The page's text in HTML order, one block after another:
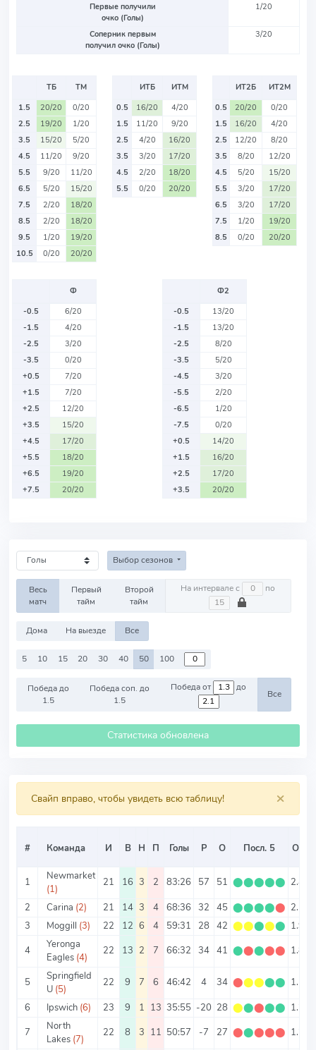
Первые получили
очко (Голы)
1/20
Соперник первым
получил очко (Голы)
3/20
ТБ
ТМ
1.5
20/20
0/20
2.5
19/20
1/20
3.5
15/20
5/20
4.5
11/20
9/20
5.5
9/20
11/20
6.5
5/20
15/20
7.5
2/20
18/20
8.5
2/20
18/20
9.5
1/20
19/20
10.5
0/20 20/20
ИТБ
ИТМ
0.5
16/20
4/20
1.5
11/20
9/20
2.5
4/20
16/20
3.5
3/20
17/20
4.5
2/20
18/20
5.5
0/20 20/20
ИТ2Б
ИТ2М
0.5
20/20
0/20
1.5
16/20
4/20
2.5
12/20
8/20
3.5
8/20
12/20
4.5
5/20
15/20
5.5
3/20
17/20
6.5
3/20
17/20
7.5
1/20
19/20
8.5
0/20 20/20
Ф
-0.5
6/20
-1.5
4/20
-2.5
3/20
-3.5
0/20
+0.5
7/20
+1.5
7/20
+2.5
12/20
+3.5
15/20
+4.5
17/20
+5.5
18/20
+6.5
19/20
+7.5
20/20
Ф2
-0.5
13/20
-1.5
13/20
-2.5
8/20
-3.5
5/20
-4.5
3/20
-5.5
2/20
-6.5
1/20
-7.5
0/20
+0.5
14/20
+1.5
16/20
+2.5
17/20
+3.5
20/20
Выбор сезонов
Весь
матч
Первый
тайм
Второй
тайм
На интервале с по
Дома На выезде Все
5 10 15 20 30 40 50 100
Победа до
1.5
Победа соп. до
1.5
Победа от до
Все
Статистика обновлена
×
Свайп вправо, чтобы увидеть всю таблицу!
# Команда И В Н П Голы Р О Посл. 5 О/И
1
Newmarket
(1)
21 16 3 2 83:26 57 51 ⬤⬤⬤⬤⬤ 2.43
2
Carina (2) 21 14 3 4 68:36 32 45 ⬤⬤⬤⬤⬤ 2.14
3
Moggill (3) 22 12 6 4 59:31 28 42 ⬤⬤⬤⬤⬤ 1.91
4
Yeronga
Eagles (4)
22 13 2 7 66:32 34 41 ⬤⬤⬤⬤⬤ 1.86
5
Springfield
U (5)
22 9 7 6 46:42 4 34 ⬤⬤⬤⬤⬤ 1.55
6
Ipswich (6) 23 9 1 13 35:55 -20 28 ⬤⬤⬤⬤⬤ 1.22
7
North
Lakes (7)
22 8 3 11 50:57 -7 27 ⬤⬤⬤⬤⬤ 1.23